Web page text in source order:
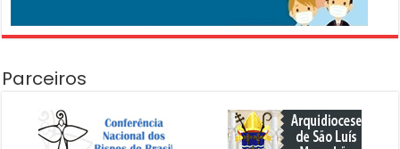
Parceiros